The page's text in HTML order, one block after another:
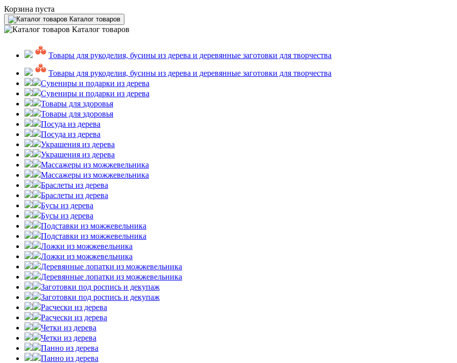
Корзина пуста
Каталог товаров
Каталог товаров
Товары для рукоделия, бусины из дерева и деревянные заготовки для творчества
Товары для рукоделия, бусины из дерева и деревянные заготовки для творчества
Сувениры и подарки из дерева
Сувениры и подарки из дерева
Товары для здоровья
Товары для здоровья
Посуда из дерева
Посуда из дерева
Украшения из дерева
Украшения из дерева
Массажеры из можжевельника
Массажеры из можжевельника
Браслеты из дерева
Браслеты из дерева
Бусы из дерева
Бусы из дерева
Подставки из можжевельника
Подставки из можжевельника
Ложки из можжевельника
Ложки из можжевельника
Деревянные лопатки из можжевельника
Деревянные лопатки из можжевельника
Заготовки под роспись и декупаж
Заготовки под роспись и декупаж
Расчески из дерева
Расчески из дерева
Четки из дерева
Четки из дерева
Панно из дерева
Панно из дерева